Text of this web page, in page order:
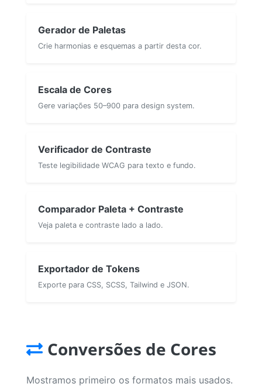
Gerador de Paletas
Crie harmonias e esquemas a partir desta cor.
Escala de Cores
Gere variações 50–900 para design system.
Verificador de Contraste
Teste legibilidade WCAG para texto e fundo.
Comparador Paleta + Contraste
Veja paleta e contraste lado a lado.
Exportador de Tokens
Exporte para CSS, SCSS, Tailwind e JSON.
Conversões de Cores
Mostramos primeiro os formatos mais usados.